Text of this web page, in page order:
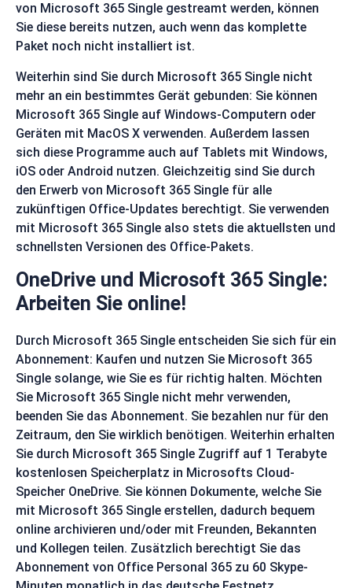
von Microsoft 365 Single gestreamt werden, können
Sie diese bereits nutzen, auch wenn das komplette
Paket noch nicht installiert ist.
Weiterhin sind Sie durch Microsoft 365 Single nicht
mehr an ein bestimmtes Gerät gebunden: Sie können
Microsoft 365 Single auf Windows-Computern oder
Geräten mit MacOS X verwenden. Außerdem lassen
sich diese Programme auch auf Tablets mit Windows,
iOS oder Android nutzen. Gleichzeitig sind Sie durch
den Erwerb von Microsoft 365 Single für alle
zukünftigen Office-Updates berechtigt. Sie verwenden
mit Microsoft 365 Single also stets die aktuellsten und
schnellsten Versionen des Office-Pakets.
OneDrive und Microsoft 365 Single:
Arbeiten Sie online!
Durch Microsoft 365 Single entscheiden Sie sich für ein
Abonnement: Kaufen und nutzen Sie Microsoft 365
Single solange, wie Sie es für richtig halten. Möchten
Sie Microsoft 365 Single nicht mehr verwenden,
beenden Sie das Abonnement. Sie bezahlen nur für den
Zeitraum, den Sie wirklich benötigen. Weiterhin erhalten
Sie durch Microsoft 365 Single Zugriff auf 1 Terabyte
kostenlosen Speicherplatz in Microsofts Cloud-
Speicher OneDrive. Sie können Dokumente, welche Sie
mit Microsoft 365 Single erstellen, dadurch bequem
online archivieren und/oder mit Freunden, Bekannten
und Kollegen teilen. Zusätzlich berechtigt Sie das
Abonnement von Office Personal 365 zu 60 Skype-